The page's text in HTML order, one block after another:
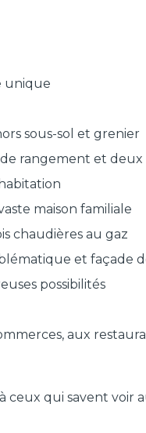
unique
sous-sol et grenier
rangement et deux
maison familiale
chaudières au gaz
et façade
possibilités
aux
à ceux qui savent